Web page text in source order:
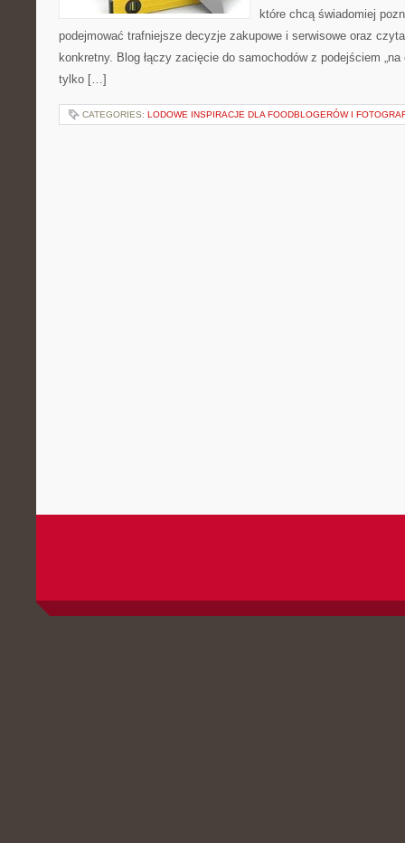
które chcą świadomiej
podejmować trafniejsze decyzje zakupowe i serwisowe oraz
konkretny. Blog łączy zacięcie do samochodów z podejściem
tylko […]
CATEGORIES: LODOWE INSPIRACJE DLA FOODBLOGERÓW I